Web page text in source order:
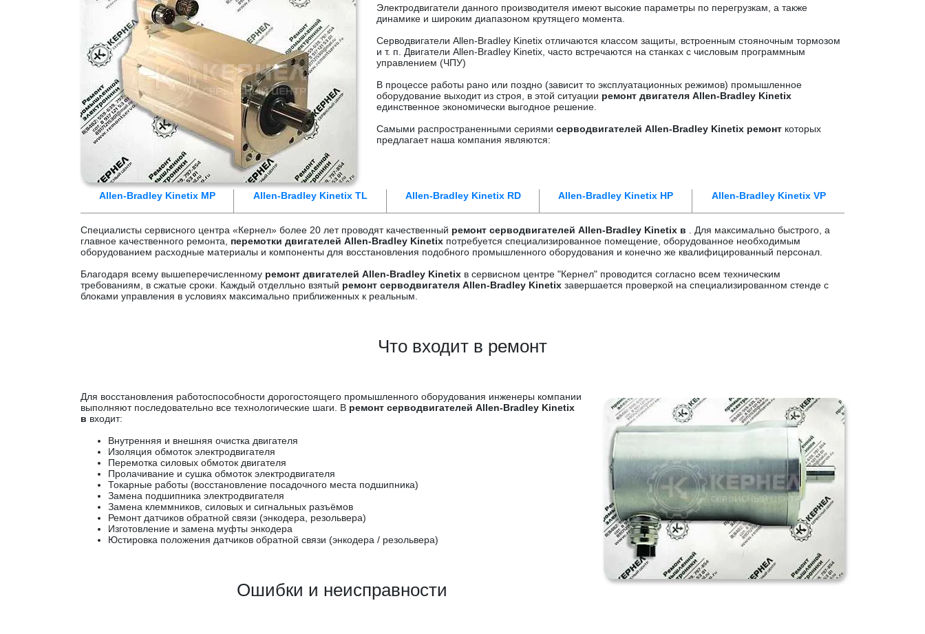
Электродвигатели данного производителя имеют высокие параметры по перегрузкам, а также
динамике и широким диапазоном крутящего момента.
Серводвигатели Allen-Bradley Kinetix отличаются классом защиты, встроенным стояночным тормозом
и т. п. Двигатели Allen-Bradley Kinetix, часто встречаются на станках с числовым программным
управлением (ЧПУ)
В процессе работы рано или поздно (зависит то эксплуатационных режимов) промышленное
оборудование выходит из строя, в этой ситуации ремонт двигателя Allen-Bradley Kinetix
единственное экономически выгодное решение.
Самыми распространенными сериями серводвигателей Allen-Bradley Kinetix ремонт которых
предлагает наша компания являются:
Allen-Bradley Kinetix MP Allen-Bradley Kinetix TL Allen-Bradley Kinetix RD Allen-Bradley Kinetix HP Allen-Bradley Kinetix VP
Специалисты сервисного центра «Кернел» более 20 лет проводят качественный ремонт серводвигателей Allen-Bradley Kinetix в
. Для максимально быстрого, а
главное качественного ремонта, перемотки двигателей Allen-Bradley Kinetix потребуется специализированное помещение, оборудованное необходимым
оборудованием расходные материалы и компоненты для восстановления подобного промышленного оборудования и конечно же квалифицированный персонал.
Благодаря всему вышеперечисленному ремонт двигателей Allen-Bradley Kinetix в сервисном центре "Кернел" проводится согласно всем техническим
требованиям, в сжатые сроки. Каждый отделльно взятый ремонт серводвигателя Allen-Bradley Kinetix завершается проверкой на специализированном стенде с
блоками управления в условиях максимально приближенных к реальным.
Что входит в ремонт
Для восстановления работоспособности дорогостоящего промышленного оборудования инженеры компании
выполняют последовательно все технологические шаги. В ремонт серводвигателей Allen-Bradley Kinetix
в входит:
Внутренняя и внешняя очистка двигателя
Изоляция обмоток электродвигателя
Перемотка силовых обмоток двигателя
Пролачивание и сушка обмоток электродвигателя
Токарные работы (восстановление посадочного места подшипника)
Замена подшипника электродвигателя
Замена клеммников, силовых и сигнальных разъёмов
Ремонт датчиков обратной связи (энкодера, резольвера)
Изготовление и замена муфты энкодера
Юстировка положения датчиков обратной связи (энкодера / резольвера)
Ошибки и неисправности